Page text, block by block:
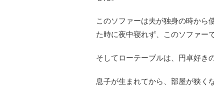
このソファーは夫が独身の時から
た時に夜中寝れず、このソファー
そしてローテーブルは、円卓好き
息子が生まれてから、部屋が狭く